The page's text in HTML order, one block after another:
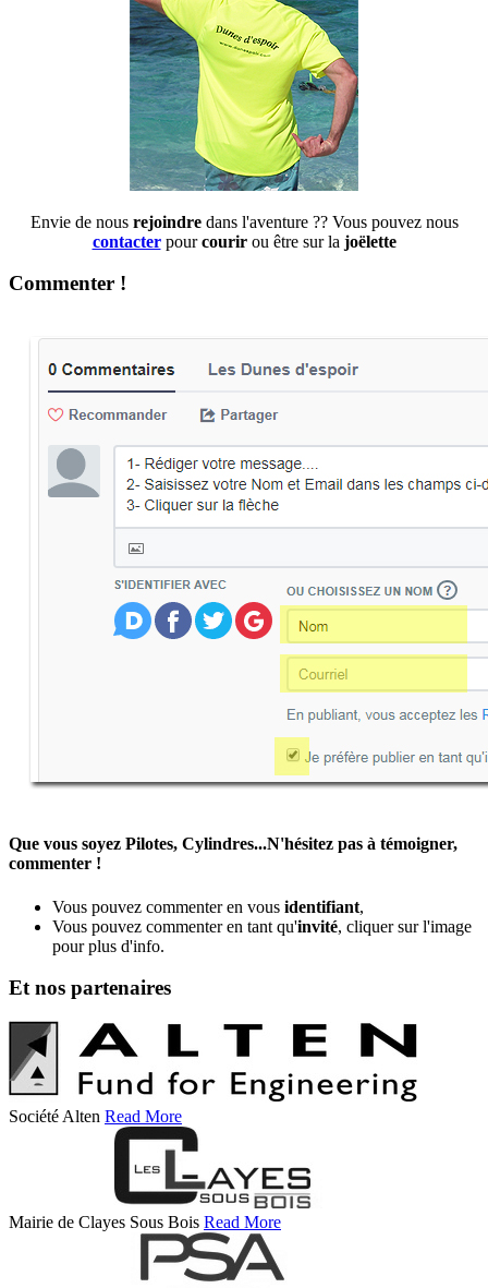
Envie de nous rejoindre dans l'aventure ?? Vous pouvez nous
contacterpourcourir ou être sur la joëlette
Commenter !
Que vous soyez Pilotes, Cylindres...N'hésitez pas à témoigner,
commenter !
Vous pouvez commenter en vous identifiant,
Vous pouvez commenter en tant qu'invité, cliquer sur l'image
pour plus d'info.
Et nos partenaires
Société Alten Read More
Mairie de Clayes Sous Bois Read More